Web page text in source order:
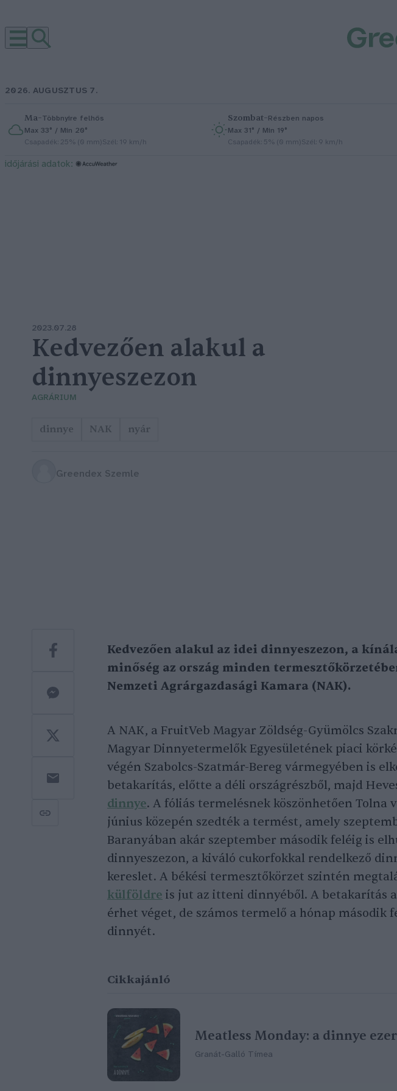
2026. AUGUSZTUS 7.
Ma–Többnyire felhős
Max 33° / Min 20°
Csapadék: 25% (0 mm)Szél: 19 km/h
Szombat–Részben napos
Max 31° / Min 19°
Csapadék: 5% (0 mm)Szél: 9 km/h
időjárási adatok:
2023.07.28
Kedvezően alakul a
dinnyeszezon
AGRÁRIUM
dinnye NAK nyár
Greendex Szemle
Kedvezően alakul az idei dinnyeszezon, a
minőség az ország minden
Nemzeti Agrárgazdasági Kamara (NAK).
A NAK, a FruitVeb Magyar Zöldség-Gyümölcs
Magyar Dinnyetermelők Egyesületének piaci
végén Szabolcs-Szatmár-Bereg vármegyében is
betakarítás, előtte a déli országrészből, majd
dinnye. A fóliás termelésnek köszönhetően Tolna
június közepén szedték a termést, amely
Baranyában akár szeptember második feléig is
dinnyeszezon, a kiváló cukorfokkal rendelkező
kereslet. A békési termesztőkörzet szintén
külföldre is jut az itteni dinnyéből. A betakarítás
érhet véget, de számos termelő a hónap második
dinnyét.
Cikkajánló
Meatless Monday: a dinnye
Granát-Galló Tímea